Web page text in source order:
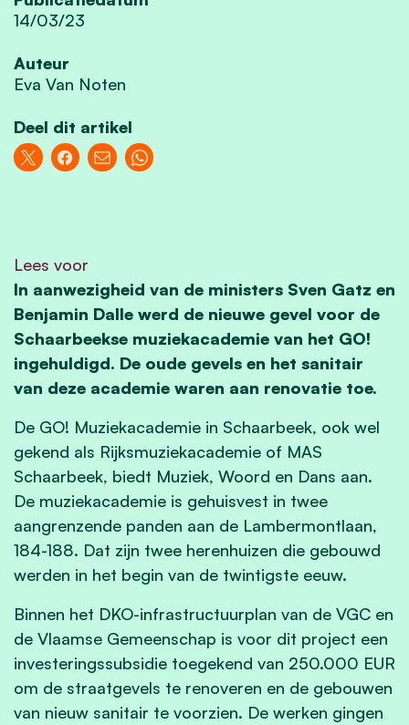
14/03/23
Auteur
Eva Van Noten
Deel dit artikel
Lees voor
In aanwezigheid van de ministers Sven Gatz en
Benjamin Dalle werd de nieuwe gevel voor de
Schaarbeekse muziekacademie van het GO!
ingehuldigd. De oude gevels en het sanitair
van deze academie waren aan renovatie toe.
De GO! Muziekacademie in Schaarbeek, ook wel
gekend als Rijksmuziekacademie of MAS
Schaarbeek, biedt Muziek, Woord en Dans aan.
De muziekacademie is gehuisvest in twee
aangrenzende panden aan de Lambermontlaan,
184-188. Dat zijn twee herenhuizen die gebouwd
werden in het begin van de twintigste eeuw.
Binnen het DKO-infrastructuurplan van de VGC en
de Vlaamse Gemeenschap is voor dit project een
investeringssubsidie toegekend van 250.000 EUR
om de straatgevels te renoveren en de gebouwen
van nieuw sanitair te voorzien. De werken gingen